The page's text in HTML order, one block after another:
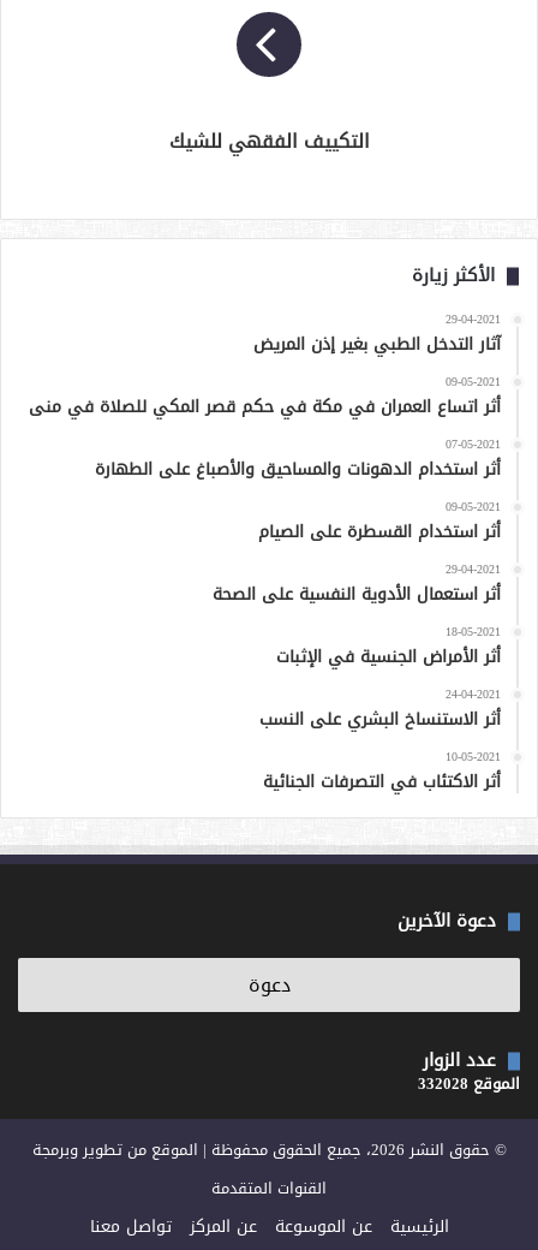
التكييف الفقهي للشيك
الأكثر زيارة
29-04-2021
آثار التدخل الطبي بغير إذن المريض
09-05-2021
أثر اتساع العمران في مكة في حكم قصر المكي للصلاة في منى
07-05-2021
أثر استخدام الدهونات والمساحيق والأصباغ على الطهارة
09-05-2021
أثر استخدام القسطرة على الصيام
29-04-2021
أثر استعمال الأدوية النفسية على الصحة
18-05-2021
أثر الأمراض الجنسية في الإثبات
24-04-2021
أثر الاستنساخ البشري على النسب
10-05-2021
أثر الاكتئاب في التصرفات الجنائية
دعوة الآخرين
عدد الزوار
الموقع 332028
© حقوق النشر 2026، جميع الحقوق محفوظة | الموقع من تطوير وبرمجة
القنوات المتقدمة
الرئيسية عن الموسوعة عن المركز تواصل معنا